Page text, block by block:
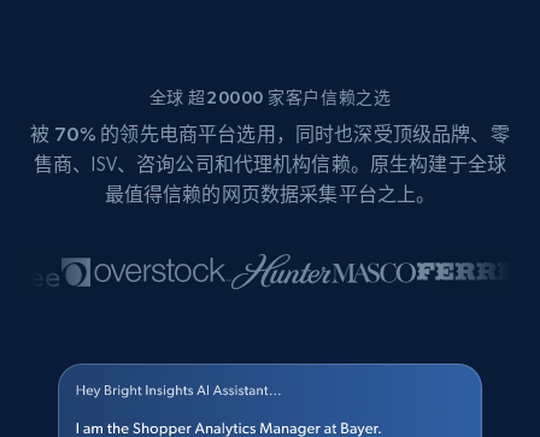
全球 超20000 家客户信赖之选
被 70% 的领先电商平台选用，同时也深受顶级品牌、零
售商、ISV、咨询公司和代理机构信赖。原生构建于全球
最值得信赖的网页数据采集平台之上。